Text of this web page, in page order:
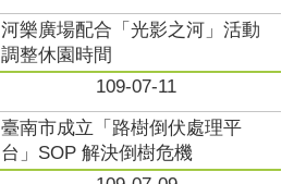
河樂廣場配合「光影之河」活動
調整休園時間
109-07-11
臺南市成立「路樹倒伏處理平
台」SOP 解決倒樹危機